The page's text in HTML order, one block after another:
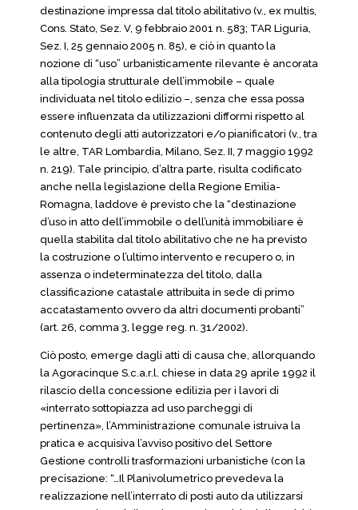
destinazione impressa dal titolo abilitativo (v., ex multis,
Cons. Stato, Sez. V, 9 febbraio 2001 n. 583; TAR Liguria,
Sez. I, 25 gennaio 2005 n. 85), e ciò in quanto la
nozione di “uso” urbanisticamente rilevante è ancorata
alla tipologia strutturale dell’immobile – quale
individuata nel titolo edilizio –, senza che essa possa
essere influenzata da utilizzazioni difformi rispetto al
contenuto degli atti autorizzatori e/o pianificatori (v., tra
le altre, TAR Lombardia, Milano, Sez. II, 7 maggio 1992
n. 219). Tale principio, d’altra parte, risulta codificato
anche nella legislazione della Regione Emilia-
Romagna, laddove è previsto che la “destinazione
d’uso in atto dell’immobile o dell’unità immobiliare è
quella stabilita dal titolo abilitativo che ne ha previsto
la costruzione o l’ultimo intervento e recupero o, in
assenza o indeterminatezza del titolo, dalla
classificazione catastale attribuita in sede di primo
accatastamento ovvero da altri documenti probanti”
(art. 26, comma 3, legge reg. n. 31/2002).
Ciò posto, emerge dagli atti di causa che, allorquando
la Agoracinque S.c.a.r.l. chiese in data 29 aprile 1992 il
rilascio della concessione edilizia per i lavori di
«interrato sottopiazza ad uso parcheggi di
pertinenza», l’Amministrazione comunale istruiva la
pratica e acquisiva l’avviso positivo del Settore
Gestione controlli trasformazioni urbanistiche (con la
precisazione: “…Il Planivolumetrico prevedeva la
realizzazione nell’interrato di posti auto da utilizzarsi